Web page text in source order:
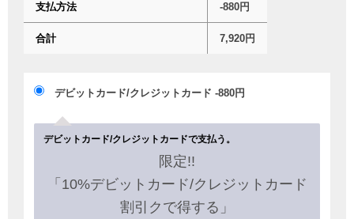
支払方法 -880円
合計 7,920円
デビットカード/クレジットカード -880円
デビットカード/クレジットカードで支払う。
限定!!
「10%デビットカード/クレジットカード
割引クで得する」